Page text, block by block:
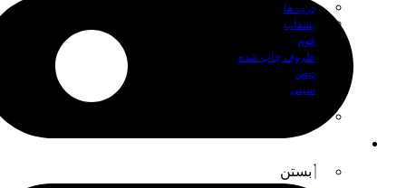
درب ها
بشقاب
فوم
ظروف چاپ شده
دیس
سینی
بستن